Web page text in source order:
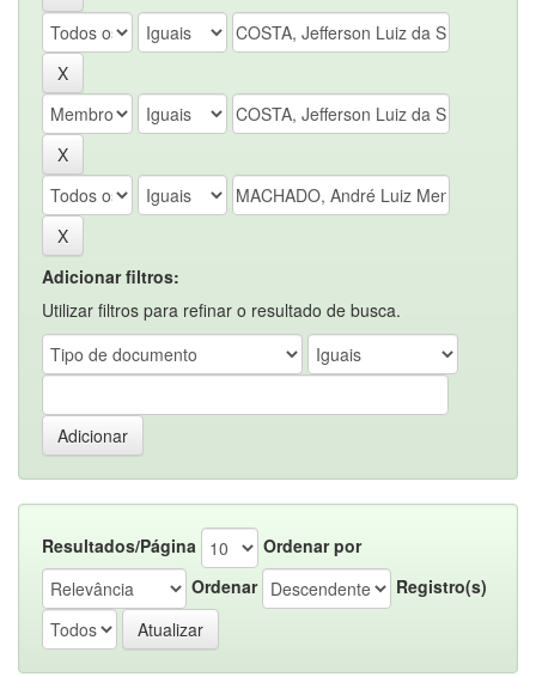
Adicionar filtros:
Utilizar filtros para refinar o resultado de busca.
Resultados/Página
Ordenar por
Ordenar
Registro(s)